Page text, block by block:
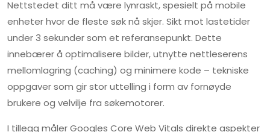
Nettstedet ditt må være lynraskt, spesielt på mobile
enheter hvor de fleste søk nå skjer. Sikt mot lastetider
under 3 sekunder som et referansepunkt. Dette
innebærer å optimalisere bilder, utnytte nettleserens
mellomlagring (caching) og minimere kode – tekniske
oppgaver som gir stor uttelling i form av fornøyde
brukere og velvilje fra søkemotorer.
I tillegg måler Googles Core Web Vitals direkte aspekter